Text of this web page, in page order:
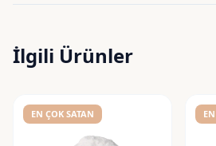
İlgili Ürünler
EN ÇOK SATAN